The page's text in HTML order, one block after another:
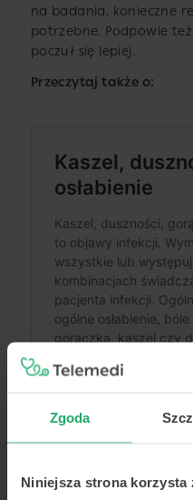
Zgoda
Niniejsza strona korzysta
na badania, konieczne
potrzebne. Podpowie
poczuł się lepiej.
Przeczytaj także o: